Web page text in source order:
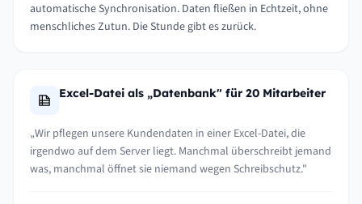
automatische Synchronisation. Daten fließen in Echtzeit, ohne
menschliches Zutun. Die Stunde gibt es zurück.
Excel-Datei als „Datenbank" für 20 Mitarbeiter
„Wir pflegen unsere Kundendaten in einer Excel-Datei, die
irgendwo auf dem Server liegt. Manchmal überschreibt jemand
was, manchmal öffnet sie niemand wegen Schreibschutz."